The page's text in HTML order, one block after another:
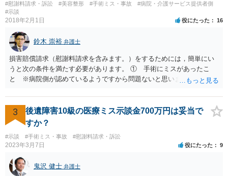
#慰謝料請求・訴訟 #美容整形 #手術ミス・事故
#病院・介護サービス提供者側
#示談
2018年2月1日 役にたった 16
鈴木 崇裕 弁護士
損害賠償請求（慰謝料請求を含みます。）をするためには，簡単にい
うと次の条件を満たす必要があります。 ① 手術にミスがあったこ
と ※病院側が認めているようですから問題ないと思います。 ② 手
術のミスの「せいで」マスクが外せなくなったこと ④ 仕事を休まな
ければならなくなった「せいで」休業損害が発生したこと ⑤ マスク
を外せなくなった「せいで」経済的に評価できる精神的な損害が発生
したこと 「せいで」と強調した点が，内藤先生のご指摘なさる「相当
因果関係」です。 手術のミスと関係のないことまでは責任追及ができ
ないということです。 手術のミスの結果，手術前と比べて見た目が著
しく悪くなってしまったとか， 手術のミスの結果，入院期間が延びて
しまったとかいう事情があれば， 追加請求が可能な余地があります。
3
後遺障害10級の医療ミス示談金700万円は妥当で
すか？
#示談 #手術ミス・事故 #慰謝料請求・訴訟
2023年3月7日 役にたった 9
鬼沢 健士 弁護士